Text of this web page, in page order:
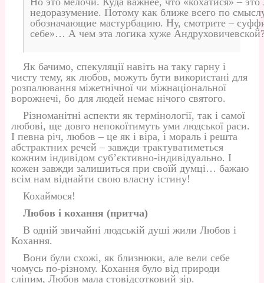
недоразумение. Потому как ближе всего по
обозначающие мастурбацию. Ну, смотрите –
себе»… А чем эта логика хуже
Як бачимо, спекуляції навіть на таку гарну і
чисту тему, як любов, можуть бути використані для
розпалювання міжетнічної чи міжнаціональної
ворожнечі, бо для людей немає нічого святого.
Різноманітні аспекти як термінології, так і самої
любові, ще довго непокоїтимуть уми людської раси.
І певна річ, любов – це як і віра, і мораль і решта
абстрактних речей – завжди трактуватиметься
кожним індивідом суб’єктивно-індивідуально. І
кожен завжди залишиться при своїй думці… бажаю
всім нам віднайти свою власну істину!
Кохаймося!
Любов і кохання (притча)
В одній звичайні людській душі жили Любов і
Кохання.
Вони були схожі, як близнюки, але вели себе
чомусь по-різному. Кохання було від природи
сліпим, Любов мала стовідсотковий зір.